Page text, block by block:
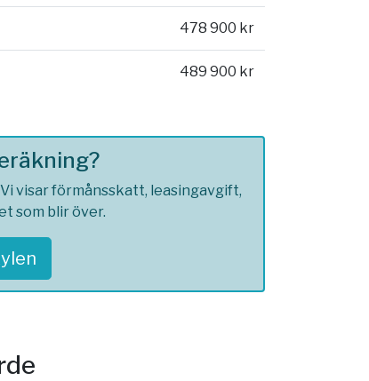
478 900 kr
489 900 kr
visar förmånsskatt, leasingavgift,
som blir över.